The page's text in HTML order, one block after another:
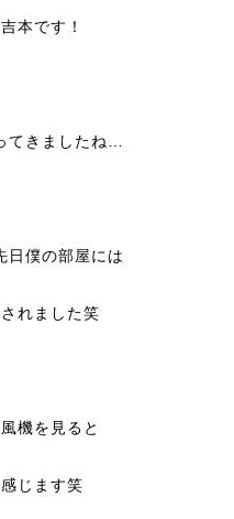
本です！
てきましたね…
日僕の部屋には
れました笑
機を見ると
じます笑